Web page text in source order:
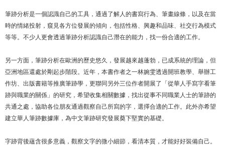
筆跡分析是一個認識自己的工具，通過了解人的書寫行為、筆畫線條，以及在當
時的情緒投射，窺見各方位發展的傾向，包括性格、興趣和品味、社交行為模式
等等。不少人更會透過筆跡分析認識自己潛在的能力，找一份合適的工作。
另一方面，筆跡分析在歐洲的歷史悠久，發展越來越蓬勃，已成系統的理論，但
亞洲地區還處於剛起步階段。近年，本書作者之一林婉雯透過開班教學、舉辦工
作坊、出版書籍等推廣筆跡學，更聯同另外三位作者開展了「從華人手寫字看筆
跡與職業的關係」的研究，希望收集相關數據，找出從事不同職業人士的筆跡的
共通之處，協助各位朋友通過觀察自己所寫的字，選擇合適的工作。此外亦希望
建立華人筆跡數據庫，為中文筆跡研究發展奠下堅實的基礎。
字跡背後蘊含很多意義，觀察文字的微小細節，看清本質，才能好好裝備自己。